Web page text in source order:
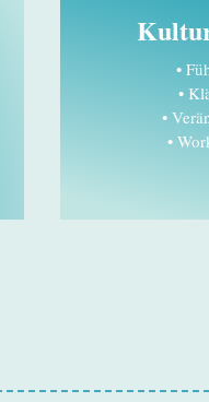
•
•
•
•